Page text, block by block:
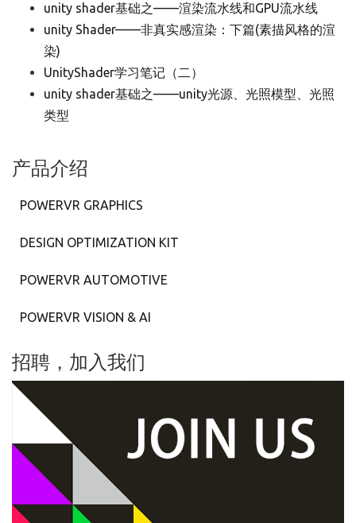
unity shader基础之——渲染流水线和GPU流水线
unity Shader——非真实感渲染：下篇(素描风格的渲
染)
UnityShader学习笔记（二）
unity shader基础之——unity光源、光照模型、光照
类型
产品介绍
POWERVR GRAPHICS
DESIGN OPTIMIZATION KIT
POWERVR AUTOMOTIVE
POWERVR VISION & AI
招聘，加入我们